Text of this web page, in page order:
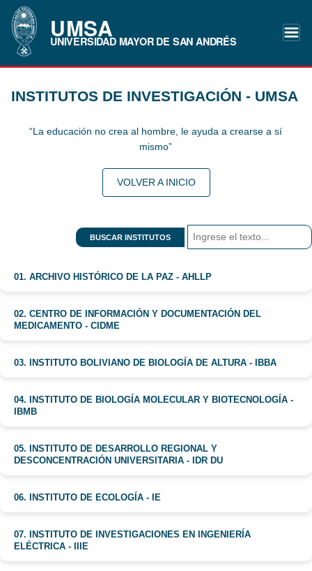
UMSA
UNIVERSIDAD MAYOR DE SAN ANDRÉS
INSTITUTOS DE INVESTIGACIÓN - UMSA
“La educación no crea al hombre, le ayuda a crearse a sí
mismo”
VOLVER A INICIO
BUSCAR INSTITUTOS
01. ARCHIVO HISTÓRICO DE LA PAZ - AHLLP
02. CENTRO DE INFORMACIÓN Y DOCUMENTACIÓN DEL
MEDICAMENTO - CIDME
03. INSTITUTO BOLIVIANO DE BIOLOGÍA DE ALTURA - IBBA
04. INSTITUTO DE BIOLOGÍA MOLECULAR Y BIOTECNOLOGÍA -
IBMB
05. INSTITUTO DE DESARROLLO REGIONAL Y
DESCONCENTRACIÓN UNIVERSITARIA - IDR DU
06. INSTITUTO DE ECOLOGÍA - IE
07. INSTITUTO DE INVESTIGACIONES EN INGENIERÍA
ELÉCTRICA - IIIE